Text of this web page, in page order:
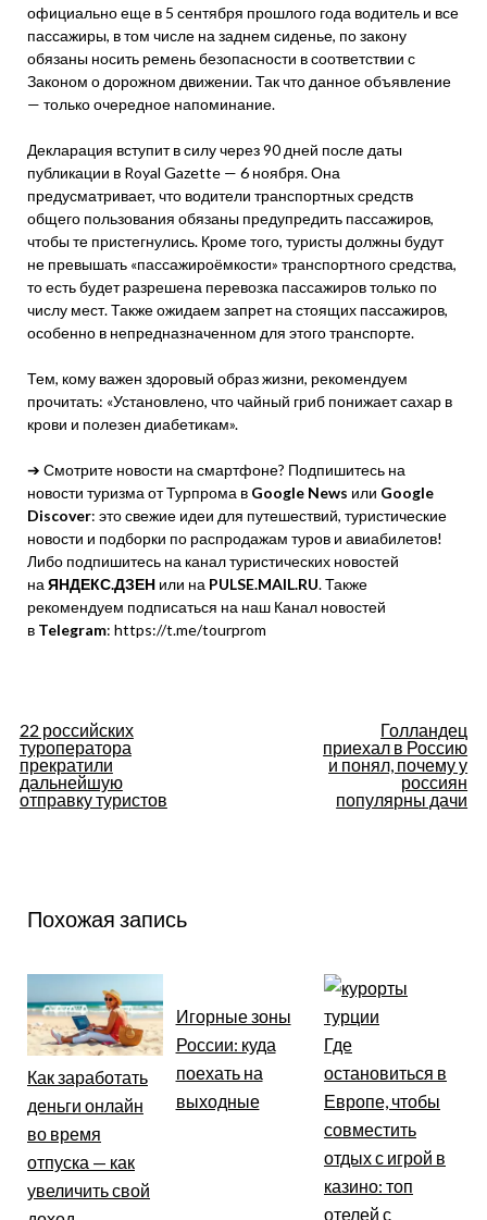
официально еще в 5 сентября прошлого года водитель и все
пассажиры, в том числе на заднем сиденье, по закону
обязаны носить ремень безопасности в соответствии с
Законом о дорожном движении. Так что данное объявление
— только очередное напоминание.
Декларация вступит в силу через 90 дней после даты
публикации в Royal Gazette — 6 ноября. Она
предусматривает, что водители транспортных средств
общего пользования обязаны предупредить пассажиров,
чтобы те пристегнулись. Кроме того, туристы должны будут
не превышать «пассажироёмкости» транспортного средства,
то есть будет разрешена перевозка пассажиров только по
числу мест. Также ожидаем запрет на стоящих пассажиров,
особенно в непредназначенном для этого транспорте.
Тем, кому важен здоровый образ жизни, рекомендуем
прочитать: «Установлено, что чайный гриб понижает сахар в
крови и полезен диабетикам».
➔ Смотрите новости на смартфоне? Подпишитесь на
новости туризма от Турпрома в Google News или Google
Discover: это свежие идеи для путешествий, туристические
новости и подборки по распродажам туров и авиабилетов!
Либо подпишитесь на канал туристических новостей
на ЯНДЕКС.ДЗЕН или на PULSE.MAIL.RU. Также
рекомендуем подписаться на наш Канал новостей
в Telegram: https://t.me/tourprom
Навигация
по
записям
22 российских
туроператора
прекратили
дальнейшую
отправку туристов
Голландец
приехал в Россию
и понял, почему у
россиян
популярны дачи
Похожая запись
Как заработать
деньги онлайн
во время
отпуска — как
увеличить свой
Игорные зоны
России: куда
поехать на
выходные
Где
остановиться в
Европе, чтобы
совместить
отдых с игрой в
казино: топ
отелей с